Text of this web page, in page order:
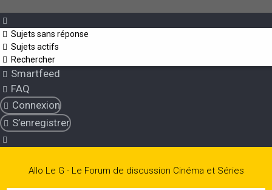
Sujets sans réponse
Sujets actifs
Rechercher
Smartfeed
FAQ
Connexion
S’enregistrer
Allo Le G - Le Forum de discussion Cinéma et Séries